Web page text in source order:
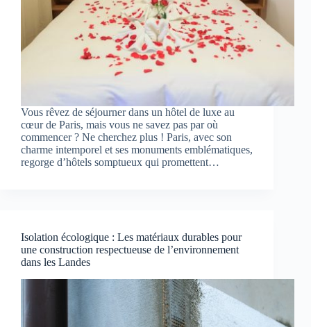
Vous rêvez de séjourner dans un hôtel de luxe au
cœur de Paris, mais vous ne savez pas par où
commencer ? Ne cherchez plus ! Paris, avec son
charme intemporel et ses monuments emblématiques,
regorge d’hôtels somptueux qui promettent…
Isolation écologique : Les matériaux durables pour
une construction respectueuse de l’environnement
dans les Landes